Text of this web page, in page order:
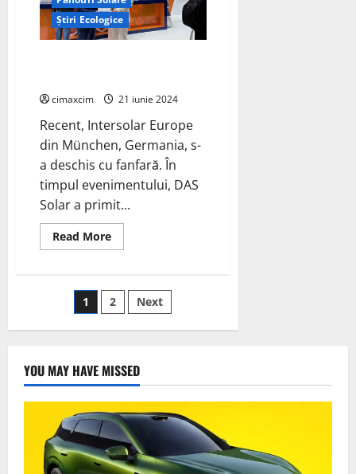
Solar
Project
Știri Ecologice
cimaxcim 21 iunie 2024
Recent, Intersolar Europe
din München, Germania, s-
a deschis cu fanfară. În
timpul evenimentului, DAS
Solar a primit...
Read MoreRead
more
a
primit
certificatul
în
Grecia
Paginație
articole
1 2 Next
YOU MAY HAVE MISSED